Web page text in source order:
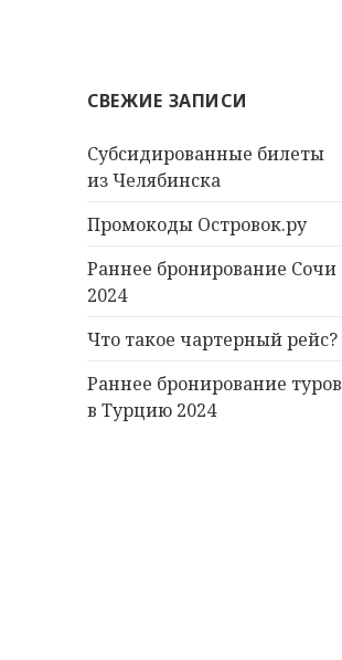
СВЕЖИЕ ЗАПИСИ
Субсидированные билеты
из Челябинска
Промокоды Островок.ру
Раннее бронирование Сочи
2024
Что такое чартерный рейс?
Раннее бронирование туров
в Турцию 2024